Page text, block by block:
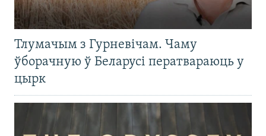
Тлумачым з Гурневічам. Чаму
ўборачную ў Беларусі ператвараюць у
цырк